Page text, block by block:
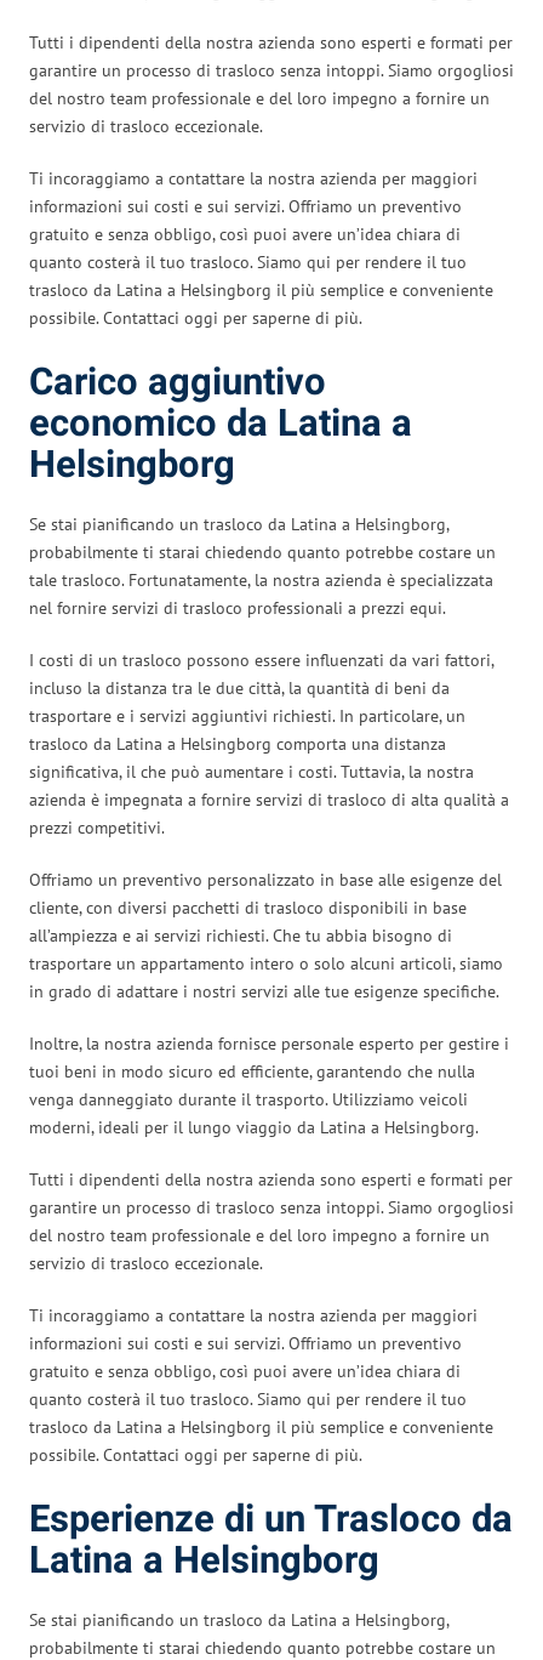
Tutti i dipendenti della nostra azienda sono esperti e formati per
garantire un processo di trasloco senza intoppi. Siamo orgogliosi
del nostro team professionale e del loro impegno a fornire un
servizio di trasloco eccezionale.
Ti incoraggiamo a contattare la nostra azienda per maggiori
informazioni sui costi e sui servizi. Offriamo un preventivo
gratuito e senza obbligo, così puoi avere un’idea chiara di
quanto costerà il tuo trasloco. Siamo qui per rendere il tuo
trasloco da Latina a Helsingborg il più semplice e conveniente
possibile. Contattaci oggi per saperne di più.
Carico aggiuntivo
economico da Latina a
Helsingborg
Se stai pianificando un trasloco da Latina a Helsingborg,
probabilmente ti starai chiedendo quanto potrebbe costare un
tale trasloco. Fortunatamente, la nostra azienda è specializzata
nel fornire servizi di trasloco professionali a prezzi equi.
I costi di un trasloco possono essere influenzati da vari fattori,
incluso la distanza tra le due città, la quantità di beni da
trasportare e i servizi aggiuntivi richiesti. In particolare, un
trasloco da Latina a Helsingborg comporta una distanza
significativa, il che può aumentare i costi. Tuttavia, la nostra
azienda è impegnata a fornire servizi di trasloco di alta qualità a
prezzi competitivi.
Offriamo un preventivo personalizzato in base alle esigenze del
cliente, con diversi pacchetti di trasloco disponibili in base
all’ampiezza e ai servizi richiesti. Che tu abbia bisogno di
trasportare un appartamento intero o solo alcuni articoli, siamo
in grado di adattare i nostri servizi alle tue esigenze specifiche.
Inoltre, la nostra azienda fornisce personale esperto per gestire i
tuoi beni in modo sicuro ed efficiente, garantendo che nulla
venga danneggiato durante il trasporto. Utilizziamo veicoli
moderni, ideali per il lungo viaggio da Latina a Helsingborg.
Tutti i dipendenti della nostra azienda sono esperti e formati per
garantire un processo di trasloco senza intoppi. Siamo orgogliosi
del nostro team professionale e del loro impegno a fornire un
servizio di trasloco eccezionale.
Ti incoraggiamo a contattare la nostra azienda per maggiori
informazioni sui costi e sui servizi. Offriamo un preventivo
gratuito e senza obbligo, così puoi avere un’idea chiara di
quanto costerà il tuo trasloco. Siamo qui per rendere il tuo
trasloco da Latina a Helsingborg il più semplice e conveniente
possibile. Contattaci oggi per saperne di più.
Esperienze di un Trasloco da
Latina a Helsingborg
Se stai pianificando un trasloco da Latina a Helsingborg,
probabilmente ti starai chiedendo quanto potrebbe costare un